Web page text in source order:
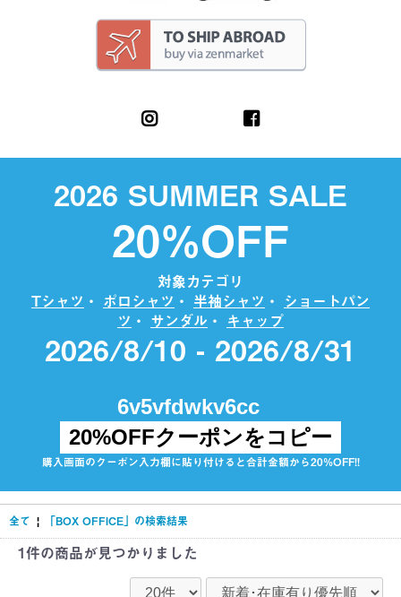
2026 SUMMER SALE
20%OFF
対象カテゴリ
Tシャツ ・ ポロシャツ ・ 半袖シャツ ・
ショートパン
ツ ・ サンダル ・ キャップ
2026/8/10 - 2026/8/31
20%OFFクーポンをコピー
購入画面のクーポン入力欄に貼り付けると合計金額から20%OFF!!
全て | 「BOX OFFICE」の検索結果
1件の商品が見つかりました